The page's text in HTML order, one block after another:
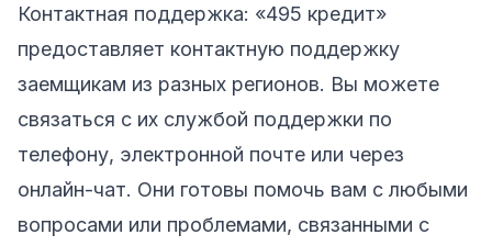
Контактная поддержка: «495 кредит»
предоставляет контактную поддержку
заемщикам из разных регионов. Вы можете
связаться с их службой поддержки по
телефону, электронной почте или через
онлайн-чат. Они готовы помочь вам с любыми
вопросами или проблемами, связанными с